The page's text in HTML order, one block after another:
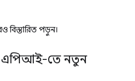
পড়ুন।
এপিআই-তে নতুন